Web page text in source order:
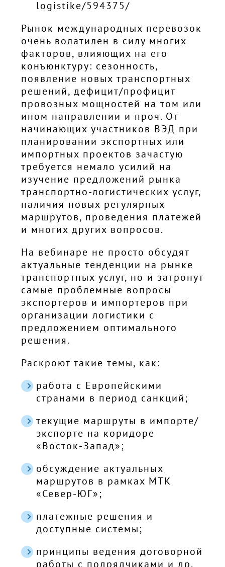
logistike/594375/
Рынок международных перевозок
очень волатилен в силу многих
факторов, влияющих на его
конъюнктуру: сезонность,
появление новых транспортных
решений, дефицит/профицит
провозных мощностей на том или
ином направлении и проч. От
начинающих участников ВЭД при
планировании экспортных или
импортных проектов зачастую
требуется немало усилий на
изучение предложений рынка
транспортно-логистических услуг,
наличия новых регулярных
маршрутов, проведения платежей
и многих других вопросов.
На вебинаре не просто обсудят
актуальные тенденции на рынке
транспортных услуг, но и затронут
самые проблемные вопросы
экспортеров и импортеров при
организации логистики с
предложением оптимального
решения.
Раскроют такие темы, как:
работа с Европейскими
странами в период санкций;
текущие маршруты в импорте/
экспорте на коридоре
«Восток-Запад»;
обсуждение актуальных
маршрутов в рамках МТК
«Север-ЮГ»;
платежные решения и
доступные системы;
принципы ведения договорной
работы с подрядчиками и др.